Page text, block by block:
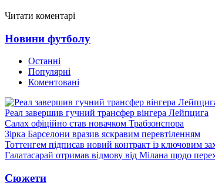
Читати коментарі
Новини футболу
Останні
Популярні
Коментовані
Реал завершив гучний трансфер вінгера Лейпцига
Салах офіційно став новачком Трабзонспора
Зірка Барселони вразив яскравим перевтіленням
Тоттенгем підписав новий контракт із ключовим
Галатасарай отримав відмову від Мілана щодо
Сюжети